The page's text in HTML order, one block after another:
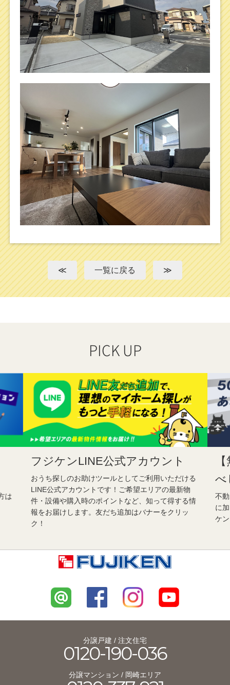
≪ 一覧に戻る ≫
PICK UP
は
フジケンLINE公式アカウント
おうち探しのお助けツールとしてご利用いただける
LINE公式アカウントです！ご希望エリアの最新物
件・設備や購入時のポイントなど、知って得する情
報をお届けします。友だち追加はバナーをクリッ
ク！
べ
不
に
ケ
分譲戸建 / 注文住宅
0120-190-036
分譲マンション / 岡崎エリア